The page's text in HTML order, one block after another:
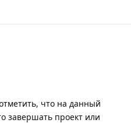
что на данный
завершать проект или